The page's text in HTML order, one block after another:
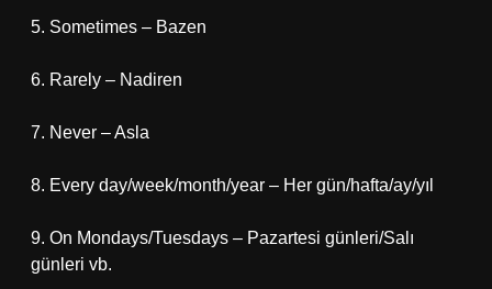
5. Sometimes – Bazen
6. Rarely – Nadiren
7. Never – Asla
8. Every day/week/month/year – Her gün/hafta/ay/yıl
9. On Mondays/Tuesdays – Pazartesi günleri/Salı
günleri vb.